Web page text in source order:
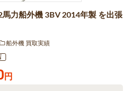
力船外機 3BV 2014年製 を出張
船外機 買取実績
円